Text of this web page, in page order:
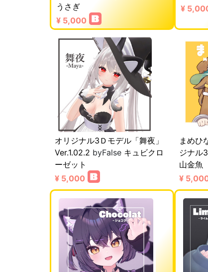
うさぎ
¥ 5,000
¥
オリジナル3Ｄモデル「舞夜」
Ver.1.02.2 byFalse キュビクロ
ーゼット
¥ 5,000
まめひ
ジナル
山金魚
¥